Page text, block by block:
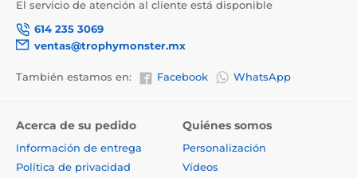
El servicio de atención al cliente está disponible
614 235 3069
ventas@trophymonster.mx
También estamos en: Facebook WhatsApp
Acerca de su pedido
Información de entrega
Política de privacidad
Quiénes somos
Personalización
Vídeos